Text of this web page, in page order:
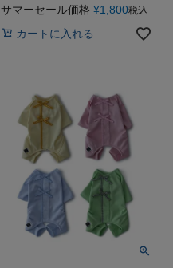
サマーセール価格 ¥1,800税込
カートに入れる